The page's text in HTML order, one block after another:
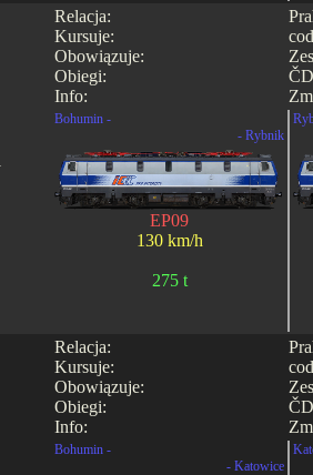
Relacja:
Kursuje:
Obowiązuje:
Obiegi:
Info:
Bohumin -
- Rybnik
EP09
130 km/h
275 t
Relacja:
Kursuje:
Obowiązuje:
Obiegi:
Info:
Bohumin -
- Katowice